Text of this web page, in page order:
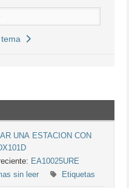
tema
UNA ESTACION CON
EA10025URE
sin leer Etiquetas